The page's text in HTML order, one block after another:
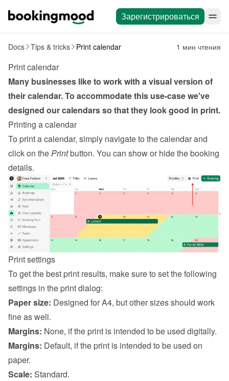
Зарегистрироваться
Docs Tips & tricks Print calendar 1 мин чтения
Print calendar
Many businesses like to work with a visual version of
their calendar. To accommodate this use-case we've
designed our calendars so that they look good in print.
Printing a calendar
To print a calendar, simply navigate to the calendar and
click on the Print button. You can show or hide the booking
details.
Print settings
To get the best print results, make sure to set the following
settings in the print dialog:
Paper size: Designed for A4, but other sizes should work
fine as well.
Margins: None, if the print is intended to be used digitally.
Margins: Default, if the print is intended to be used on
paper.
Scale: Standard.